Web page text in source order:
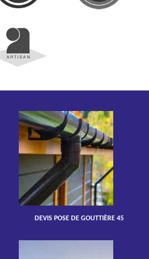
DEVIS POSE DE GOUTTIÈRE 45